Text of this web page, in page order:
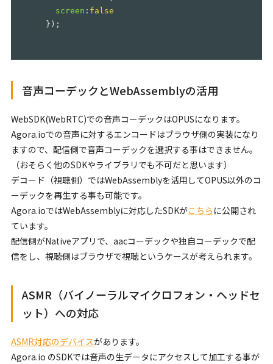
screen : false
});
音声コーデックとWebAssemblyの活用
WebSDK(WebRTC)での音声コーデックはOPUSになります。
Agora.ioでの音声に対するエンコードはブラウザ側の実装になり
ますので、配信側で音声コーデックを選択する事はできません。
（おそらく他のSDKやライブラリでも不可だと思います）
デコード（視聴側）ではWebAssemblyを活用してOPUS以外のコ
ーデックを再生する事も可能です。
Agora.ioではWebAssemblyに対応したSDKがこちら に公開され
ています。
配信側がNativeアプリで、aacコーデックや独自コーデックで配
信をし、視聴側はブラウザで視聴というケースが考えられます。
ASMR（バイノーラルマイクロフォン・ヘッドセ
ット）への対応
ASMR対応のデバイスがあります。
Agora.io のSDKでは音声の生データにアクセスして加工する事が